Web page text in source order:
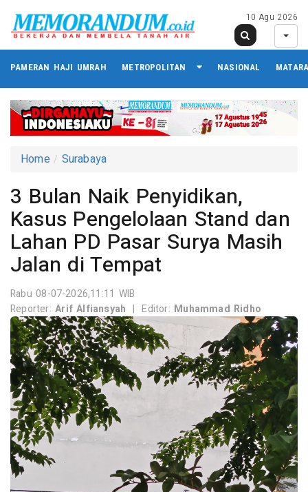
10 Agu 2026
PAMERAN HAJI UMRAH METROPOLITAN NASIONAL
Home Surabaya
3 Bulan Naik Penyidikan,
Kasus Pengelolaan Stand dan
Lahan PD Pasar Surya Masih
Jalan di Tempat
Rabu 08-07-2026,11:11 WIB
Reporter:Arif Alfiansyah | Editor: Muhammad Ridho